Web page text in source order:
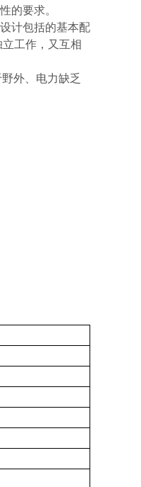
的要求。
计包括的基本配
工作，又互相
外、电力缺乏